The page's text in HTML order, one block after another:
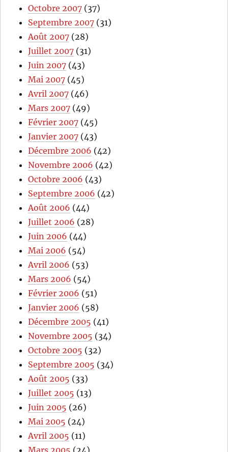
Octobre 2007 (37)
Septembre 2007 (31)
Août 2007 (28)
Juillet 2007 (31)
Juin 2007 (43)
Mai 2007 (45)
Avril 2007 (46)
Mars 2007 (49)
Février 2007 (45)
Janvier 2007 (43)
Décembre 2006 (42)
Novembre 2006 (42)
Octobre 2006 (43)
Septembre 2006 (42)
Août 2006 (44)
Juillet 2006 (28)
Juin 2006 (44)
Mai 2006 (54)
Avril 2006 (53)
Mars 2006 (54)
Février 2006 (51)
Janvier 2006 (58)
Décembre 2005 (41)
Novembre 2005 (34)
Octobre 2005 (32)
Septembre 2005 (34)
Août 2005 (33)
Juillet 2005 (13)
Juin 2005 (26)
Mai 2005 (24)
Avril 2005 (11)